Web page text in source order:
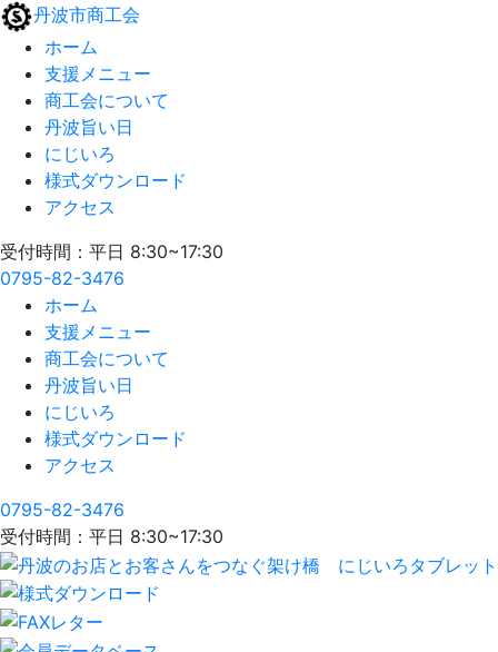
丹波市商工会
ホーム
支援メニュー
商工会について
丹波旨い日
にじいろ
様式ダウンロード
アクセス
受付時間：平日 8:30~17:30
0795-82-3476
ホーム
支援メニュー
商工会について
丹波旨い日
にじいろ
様式ダウンロード
アクセス
0795-82-3476
受付時間：平日 8:30~17:30